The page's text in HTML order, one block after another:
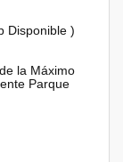
Disponible )
la Máximo
Parque